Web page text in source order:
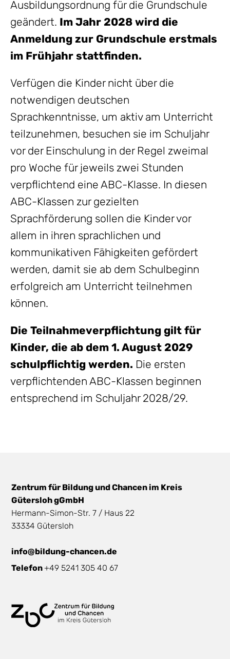
Ausbildungsordnung für die Grundschule
geändert. Im Jahr 2028 wird die
Anmeldung zur Grundschule erstmals
im Frühjahr stattfinden.
Verfügen die Kinder nicht über die
notwendigen deutschen
Sprachkenntnisse, um aktiv am Unterricht
teilzunehmen, besuchen sie im Schuljahr
vor der Einschulung in der Regel zweimal
pro Woche für jeweils zwei Stunden
verpflichtend eine ABC-Klasse. In diesen
ABC-Klassen zur gezielten
Sprachförderung sollen die Kinder vor
allem in ihren sprachlichen und
kommunikativen Fähigkeiten gefördert
werden, damit sie ab dem Schulbeginn
erfolgreich am Unterricht teilnehmen
können.
Die Teilnahmeverpflichtung gilt für
Kinder, die ab dem 1. August 2029
schulpflichtig werden. Die ersten
verpflichtenden ABC-Klassen beginnen
entsprechend im Schuljahr 2028/29.
Zentrum für Bildung und Chancen im Kreis
Gütersloh gGmbH
Hermann-Simon-Str. 7 / Haus 22
33334 Gütersloh
info@bildung-chancen.de
Telefon+49 5241 305 40 67